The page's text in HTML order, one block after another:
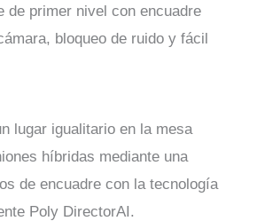
de primer nivel con encuadre
bloqueo de ruido y fácil
lugar igualitario en la mesa
híbridas mediante una
de encuadre con la tecnología
Poly DirectorAI.